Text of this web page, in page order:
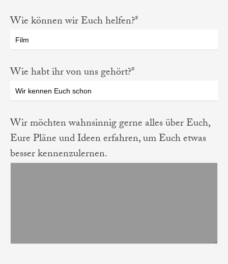
Wie können wir Euch helfen?*
Wie habt ihr von uns gehört?*
Wir möchten wahnsinnig gerne alles über Euch,
Eure Pläne und Ideen erfahren, um Euch etwas
besser kennenzulernen.